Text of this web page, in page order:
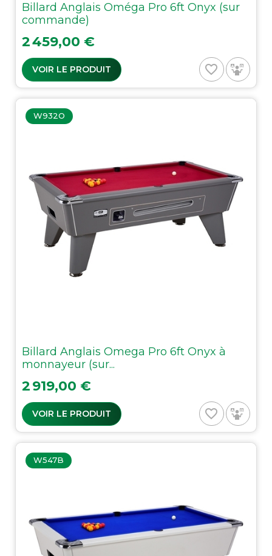
Billard Anglais Oméga Pro 6ft Onyx (sur
commande)
Prix
2 459,00 €
VOIR LE PRODUIT favorite_border
W932O
Billard Anglais Omega Pro 6ft Onyx à
monnayeur (sur...
Prix
2 919,00 €
VOIR LE PRODUIT favorite_border
W547B